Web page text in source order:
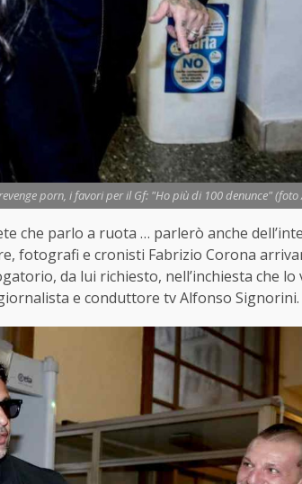
porn, i favori per il Gf: "Ho più di 100 denunce"
che parlo a ruota … parlerò anche
fotografi e cronisti Fabrizio Corona
da lui richiesto, nell’inchiesta che
e conduttore tv Alfonso Signorini.